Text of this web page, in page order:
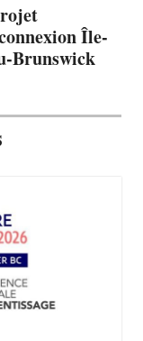
Île-
Brunswick